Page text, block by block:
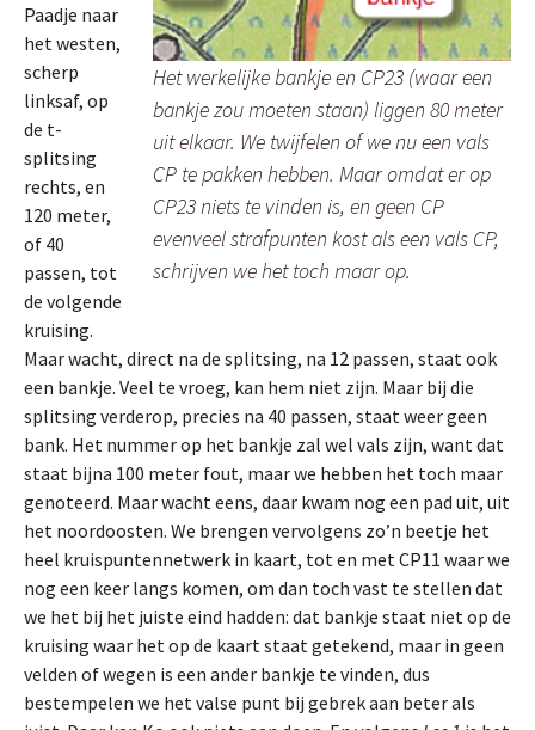
Het werkelijke bankje en CP23 (waar een
bankje zou moeten staan) liggen 80 meter
uit elkaar. We twijfelen of we nu een vals
CP te pakken hebben. Maar omdat er op
CP23 niets te vinden is, en geen CP
evenveel strafpunten kost als een vals CP,
schrijven we het toch maar op.
Paadje naar
het westen,
scherp
linksaf, op
de t-
splitsing
rechts, en
120 meter,
of 40
passen, tot
de volgende
kruising.
Maar wacht, direct na de splitsing, na 12 passen, staat ook
een bankje. Veel te vroeg, kan hem niet zijn. Maar bij die
splitsing verderop, precies na 40 passen, staat weer geen
bank. Het nummer op het bankje zal wel vals zijn, want dat
staat bijna 100 meter fout, maar we hebben het toch maar
genoteerd. Maar wacht eens, daar kwam nog een pad uit, uit
het noordoosten. We brengen vervolgens zo’n beetje het
heel kruispuntennetwerk in kaart, tot en met CP11 waar we
nog een keer langs komen, om dan toch vast te stellen dat
we het bij het juiste eind hadden: dat bankje staat niet op de
kruising waar het op de kaart staat getekend, maar in geen
velden of wegen is een ander bankje te vinden, dus
bestempelen we het valse punt bij gebrek aan beter als